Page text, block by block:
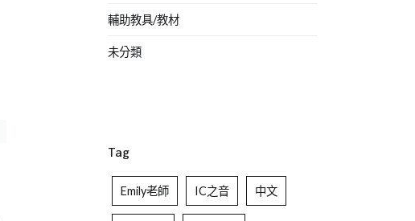
輔助教具/教材
未分類
Tag
Emily老師 IC之音 中文